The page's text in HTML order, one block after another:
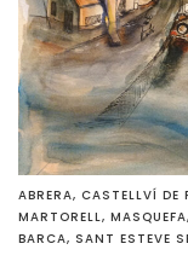
ABRERA, CASTELLVÍ DE
MARTORELL, MASQUEFA,
BARCA, SANT ESTEVE